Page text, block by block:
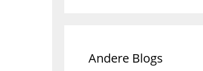
Andere Blogs